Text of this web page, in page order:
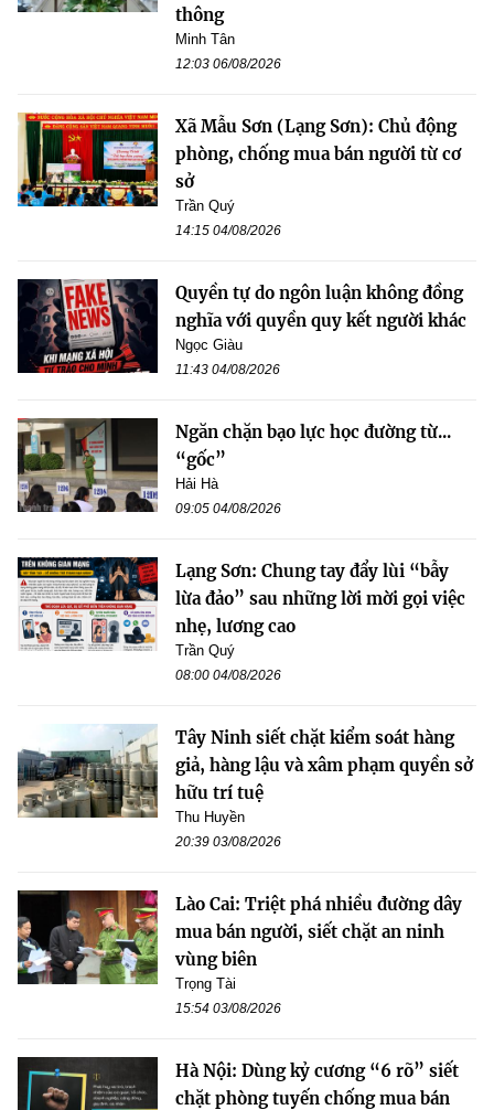
thông
Minh Tân
12:03 06/08/2026
Xã Mẫu Sơn (Lạng Sơn): Chủ động
phòng, chống mua bán người từ cơ
sở
Trần Quý
14:15 04/08/2026
Quyền tự do ngôn luận không đồng
nghĩa với quyền quy kết người khác
Ngọc Giàu
11:43 04/08/2026
Ngăn chặn bạo lực học đường từ...
“gốc”
Hải Hà
09:05 04/08/2026
Lạng Sơn: Chung tay đẩy lùi “bẫy
lừa đảo” sau những lời mời gọi việc
nhẹ, lương cao
Trần Quý
08:00 04/08/2026
Tây Ninh siết chặt kiểm soát hàng
giả, hàng lậu và xâm phạm quyền sở
hữu trí tuệ
Thu Huyền
20:39 03/08/2026
Lào Cai: Triệt phá nhiều đường dây
mua bán người, siết chặt an ninh
vùng biên
Trọng Tài
15:54 03/08/2026
Hà Nội: Dùng kỷ cương “6 rõ” siết
chặt phòng tuyến chống mua bán